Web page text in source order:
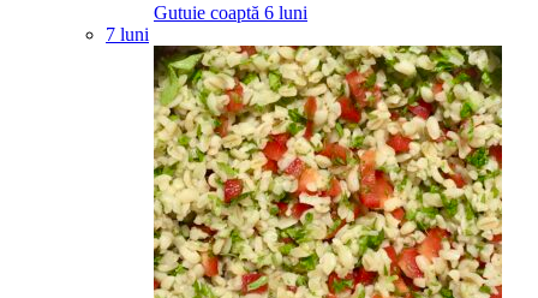
Gutuie coaptă 6 luni
7 luni